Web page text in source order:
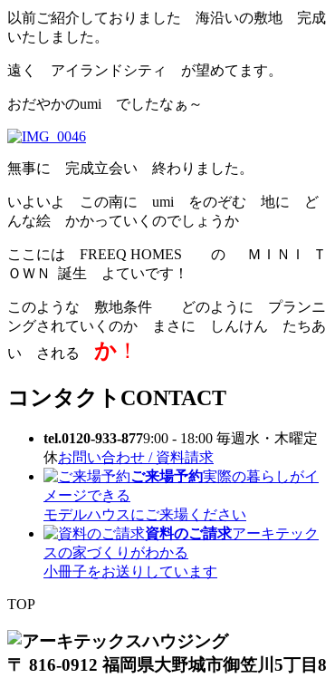
以前ご紹介しておりました 海沿いの敷地 完成
いたしました。
遠く アイランドシティ が望めてます。
おだやかのumi でしたなぁ～
無事に 完成立会い 終わりました。
いよいよ この南に umi をのぞむ 地に ど
んな絵 かかっていくのでしょうか
ここには FREEQ HOMES の ＭＩＮＩ Ｔ
ＯＷＮ 誕生 よていです！
このような 敷地条件 どのように プランニ
ングされていくのか まさに しんけん たちあ
い される か ！
コンタクト CONTACT
tel.0120-933-8779:00 - 18:00 毎週水・木曜定
休お問い合わせ / 資料請求
ご来場予約実際の暮らしがイ
メージできる
モデルハウスにご来場ください
資料のご請求アーキテック
スの家づくりがわかる
小冊子をお送りしています
TOP
〒 816-0912 福岡県大野城市御笠川5丁目8